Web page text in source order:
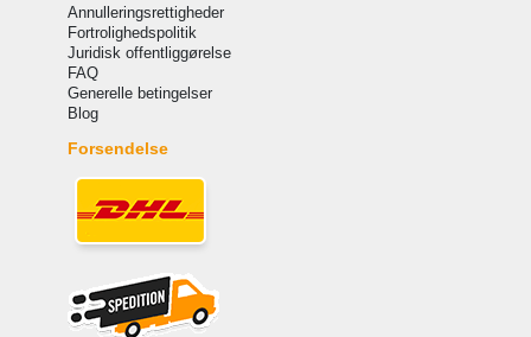
Annulleringsrettigheder
Fortrolighedspolitik
Juridisk offentliggørelse
FAQ
Generelle betingelser
Blog
Forsendelse